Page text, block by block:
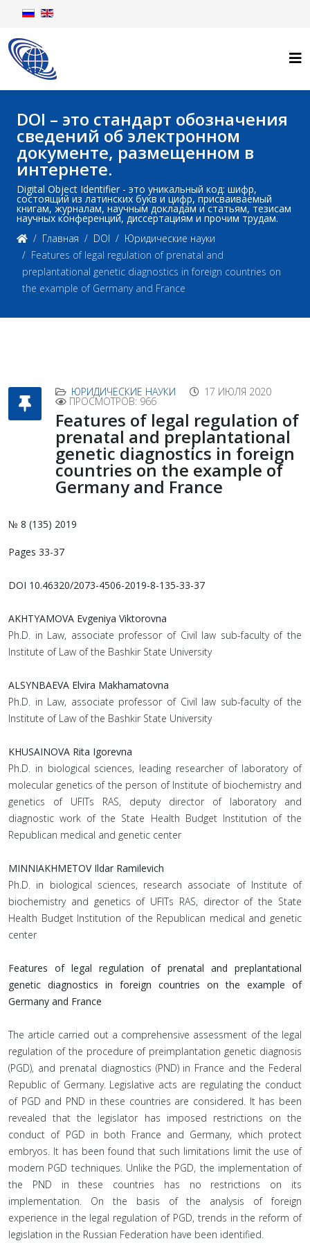
DOI – это стандарт обозначения
сведений об электронном
документе, размещенном в
интернете.
Digital Object Identifier - это уникальный код: шифр,
состоящий из латинских букв и цифр, присваиваемый
книгам, журналам, научным докладам и статьям, тезисам
научных конференций, диссертациям и прочим трудам.
Главная
DOI
Юридические науки
Features of legal regulation of prenatal and
preplantational genetic diagnostics in foreign countries on
the example of Germany and France
ЮРИДИЧЕСКИЕ НАУКИ 17 ИЮЛЯ 2020
ПРОСМОТРОВ: 966
Features of legal regulation of
prenatal and preplantational
genetic diagnostics in foreign
countries on the example of
Germany and France
№ 8 (135) 2019
Pages 33-37
DOI 10.46320/2073-4506-2019-8-135-33-37
AKHTYAMOVA Evgeniya Viktorovna
Ph.D. in Law, associate professor of Civil law sub-faculty of the
Institute of Law of the Bashkir State University
ALSYNBAEVA Elvira Makhamatovna
Ph.D. in Law, associate professor of Civil law sub-faculty of the
Institute of Law of the Bashkir State University
KHUSAINOVA Rita Igorevna
Ph.D. in biological sciences, leading researcher of laboratory of
molecular genetics of the person of Institute of biochemistry and
genetics of UFITs RAS, deputy director of laboratory and
diagnostic work of the State Health Budget Institution of the
Republican medical and genetic center
MINNIAKHMETOV Ildar Ramilevich
Ph.D. in biological sciences, research associate of Institute of
biochemistry and genetics of UFITs RAS, director of the State
Health Budget Institution of the Republican medical and genetic
center
Features of legal regulation of prenatal and preplantational
genetic diagnostics in foreign countries on the example of
Germany and France
The article carried out a comprehensive assessment of the legal
regulation of the procedure of preimplantation genetic diagnosis
(PGD), and prenatal diagnostics (PND) in France and the Federal
Republic of Germany. Legislative acts are regulating the conduct
of PGD and PND in these countries are considered. It has been
revealed that the legislator has imposed restrictions on the
conduct of PGD in both France and Germany, which protect
embryos. It has been found that such limitations limit the use of
modern PGD techniques. Unlike the PGD, the implementation of
the PND in these countries has no restrictions on its
implementation. On the basis of the analysis of foreign
experience in the legal regulation of PGD, trends in the reform of
legislation in the Russian Federation have been identified.